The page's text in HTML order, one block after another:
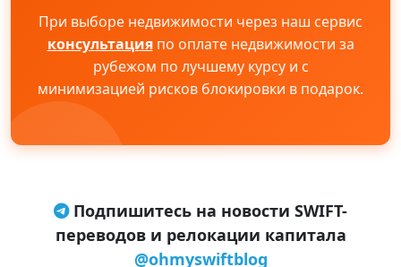
При выборе недвижимости через наш сервис
консультацияпо оплате недвижимости за
рубежом по лучшему курсу и с
минимизацией рисков блокировки в подарок.
Подпишитесь на новости SWIFT-
переводов и релокации капитала
@ohmyswiftblog